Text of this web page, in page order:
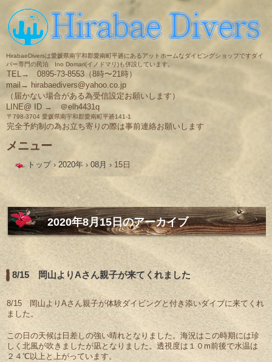
HirabaeDiversは愛媛県南宇和郡愛南町平碆にあるアットホームなダイビングショップですダイ
バー専門の民泊 Ino Domari(イノドマリ)も併設しています。
TEL→ 0895-73-8553（8時〜21時）
mail→ hirabaedivers@yahoo.co.jp
（届かない場合がある為受信設定お願いします）
LINE@ ID → ＠elh4431q
〒798-3704 愛媛県南宇和郡愛南町平碆141-1
完全予約制の為お立ち寄りの際は事前連絡お願いします
メニュー
へ
ス
キ
ッ
プ
トップ › 2020年 › 08月 › 15日
2020年8月15日のアーカイブ
8/15 岡山よりAさん親子が来てくれました
8/15 岡山よりAさん親子が体験ダイビングと付き添いダイブに来てくれ
ました。
この日の天候は日差しの強い晴れとなりました。海況はこの時期には珍
しく北風が吹きましたが凪となりました。透視度は１０m前後で水温は
２４℃以上と上がっています。